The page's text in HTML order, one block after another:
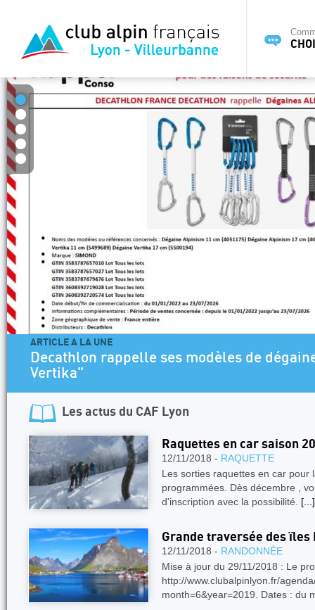
ARTICLE A LA UNE
Decathlon rappelle ses modèles de
Vertika"
Les actus du CAF Lyon
Raquettes en car saison
12/11/2018 - RAQUETTE
Les sorties raquettes en car pour
programmées. Dès décembre ,
d'inscription avec la possibilité. [...]
Grande traversée des ïles
12/11/2018 - RANDONNÉE
Mise à jour du 29/11/2018 : Le
http://www.clubalpinlyon.fr/
month=6&year=2019. Dates : du